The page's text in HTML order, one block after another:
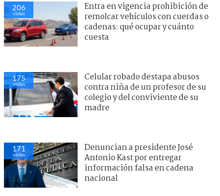
206
visitas
Entra en vigencia prohibición de
remolcar vehículos con cuerdas o
cadenas: qué ocupar y cuánto
cuesta
175
visitas
Celular robado destapa abusos
contra niña de un profesor de su
colegio y del conviviente de su
madre
171
visitas
Denuncian a presidente José
Antonio Kast por entregar
información falsa en cadena
nacional